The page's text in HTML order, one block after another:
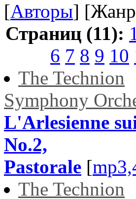
[Авторы]
Страниц (11):
6 7 8 9 10
The Technion
Symphony
L'Arlesienne
No.2,
Pastorale [
The Technion